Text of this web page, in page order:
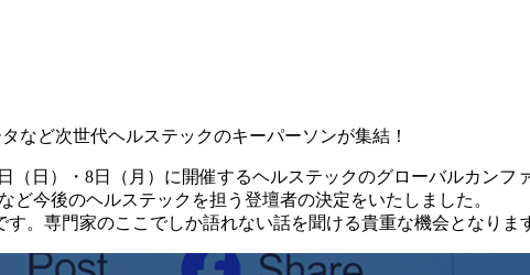
など次世代ヘルステックのキーパーソンが集結！
日）・8日（月）に開催するヘルステックのグローバルカンファ
今後のヘルステックを担う登壇者の決定をいたしました。
。専門家のここでしか語れない話を聞ける貴重な機会となりま